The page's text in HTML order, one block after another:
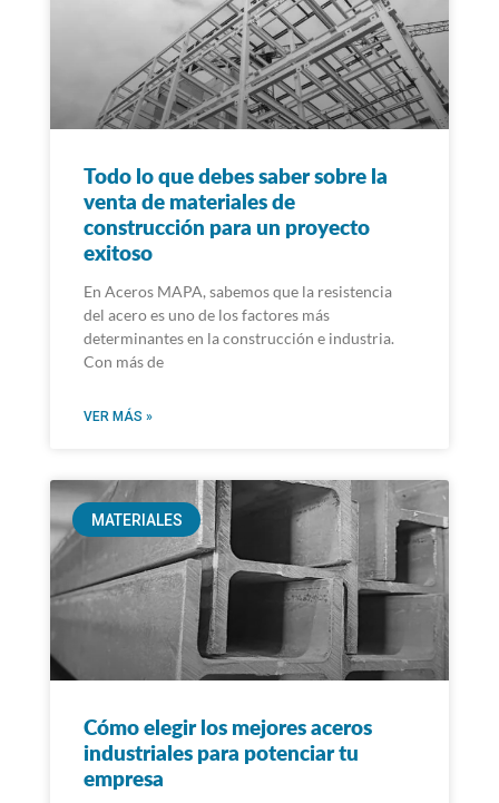
Todo lo que debes saber sobre la
venta de materiales de
construcción para un proyecto
exitoso
En Aceros MAPA, sabemos que la resistencia
del acero es uno de los factores más
determinantes en la construcción e industria.
Con más de
VER MÁS »
MATERIALES
Cómo elegir los mejores aceros
industriales para potenciar tu
empresa